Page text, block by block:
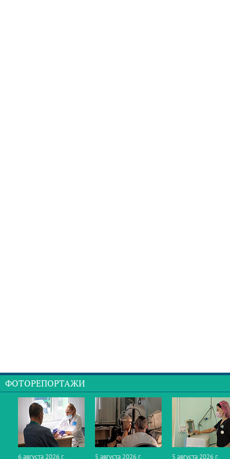
ФОТОРЕПОРТАЖИ
6 августа 2026 г. 5 августа 2026 г. 5 августа 2026 г.